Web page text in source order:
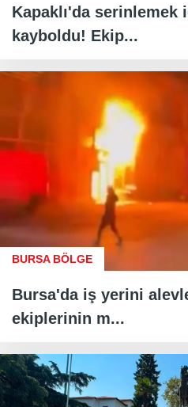
Kapaklı'da
kayboldu! Ekip...
BURSA BÖLGE
Bursa'da iş yerini
ekiplerinin m...